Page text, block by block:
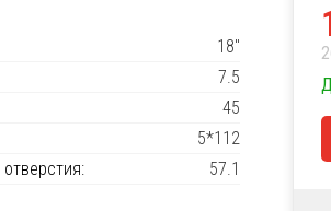
18"
7.5
45
5*112
57.1